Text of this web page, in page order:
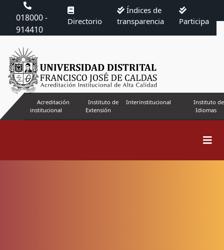
018000 -
914410
Directorio
Índices de
transparencia
Participa
Acreditación
institucional
Instituto de
Extensión
Interinstitucional
Instituto de
Idiomas